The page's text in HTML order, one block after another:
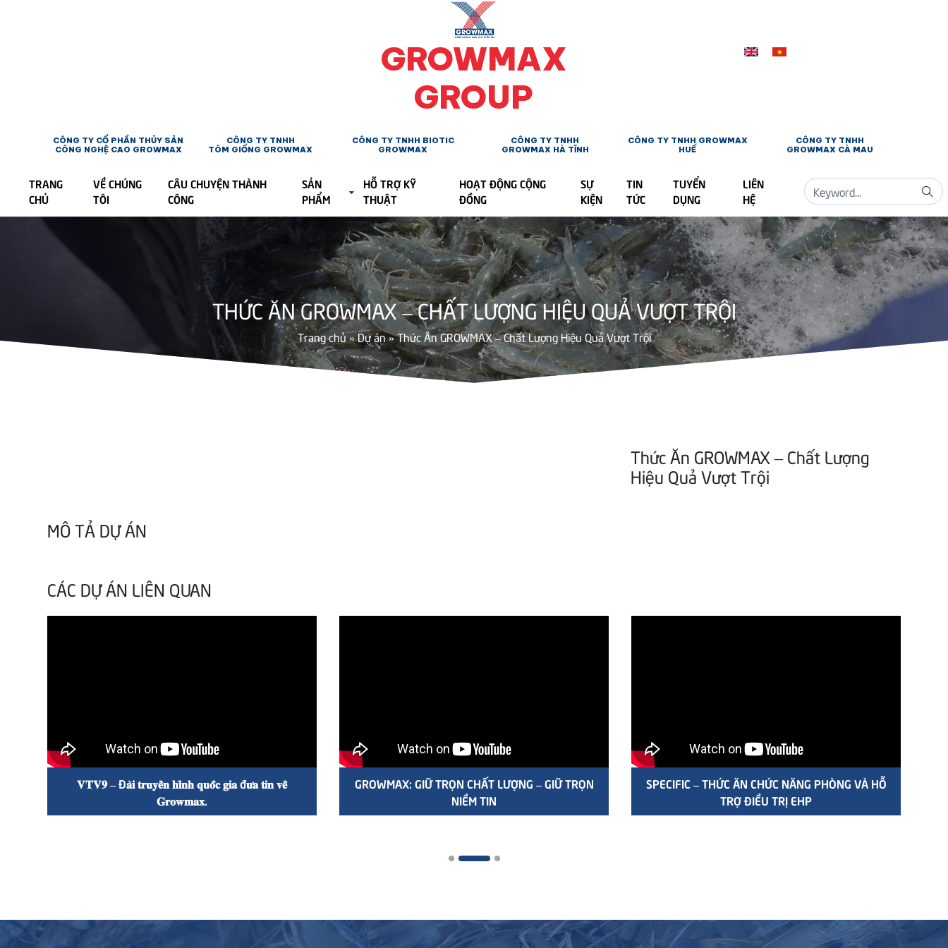
GROWMAX
GROUP
CÔNG TY CỔ PHẦN THỦY SẢN
CÔNG NGHỆ CAO GROWMAX
CÔNG TY TNHH
TÔM GIỐNG GROWMAX
CÔNG TY TNHH BIOTIC
GROWMAX
CÔNG TY TNHH
GROWMAX HÀ TĨNH
CÔNG TY TNHH GROWMAX
HUẾ
CÔNG TY TNHH
GROWMAX CÀ MAU
TRANG
CHỦ
VỀ CHÚNG
TÔI
CÂU CHUYỆN THÀNH
CÔNG
SẢN
PHẨM
HỖ TRỢ KỸ
THUẬT
HOẠT ĐỘNG CỘNG
ĐỒNG
SỰ
KIỆN
TIN
TỨC
TUYỂN
DỤNG
LIÊN
HỆ
THỨC ĂN GROWMAX – CHẤT LƯỢNG HIỆU QUẢ VƯỢT TRỘI
Trang chủ»Dự án»Thức Ăn GROWMAX – Chất Lượng Hiệu Quả Vượt Trội
Thức Ăn GROWMAX – Chất Lượng
Hiệu Quả Vượt Trội
MÔ TẢ DỰ ÁN
CÁC DỰ ÁN LIÊN QUAN
𝐕𝐓𝐕𝟗 – Đ𝐚̀𝐢 𝐭𝐫𝐮𝐲𝐞̂̀𝐧 𝐡𝐢̀𝐧𝐡 𝐪𝐮𝐨̂́𝐜 𝐠𝐢𝐚 đ𝐮̛𝐚 𝐭𝐢𝐧 𝐯𝐞̂̀
𝐆𝐫𝐨𝐰𝐦𝐚𝐱.
GROWMAX: GIỮ TRỌN CHẤT LƯỢNG – GIỮ TRỌN
NIỀM TIN
SPECIFIC – THỨC ĂN CHỨC NĂNG PHÒNG VÀ HỖ
TRỢ ĐIỀU TRỊ EHP